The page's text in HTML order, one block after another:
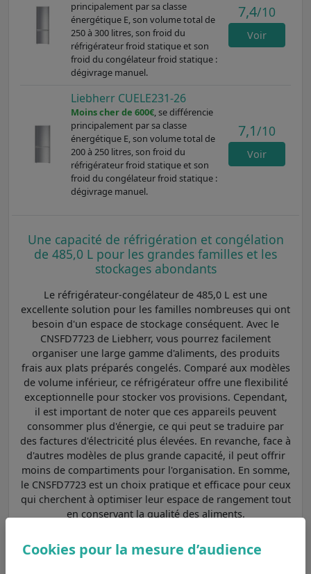
principalement par sa classe
énergétique E, son volume total de
250 à 300 litres, son froid du
réfrigérateur froid statique et son
froid du congélateur froid statique :
dégivrage manuel.
7,4/10
Voir
Liebherr CUELE231-26
Moins cher de 600€, se différencie
principalement par sa classe
énergétique E, son volume total de
200 à 250 litres, son froid du
réfrigérateur froid statique et son
froid du congélateur froid statique :
dégivrage manuel.
7,1/10
Voir
Une capacité de réfrigération et congélation
de 485,0 L pour les grandes familles et les
stockages abondants
Le réfrigérateur-congélateur de 485,0 L est une
excellente solution pour les familles nombreuses qui ont
besoin d'un espace de stockage conséquent. Avec le
CNSFD7723 de Liebherr, vous pourrez facilement
organiser une large gamme d'aliments, des produits
frais aux plats préparés congelés. Comparé aux modèles
de volume inférieur, ce réfrigérateur offre une flexibilité
exceptionnelle pour stocker vos provisions. Cependant,
il est important de noter que ces appareils peuvent
consommer plus d'énergie, ce qui peut se traduire par
des factures d'électricité plus élevées. En revanche, face à
d'autres modèles de plus grande capacité, il peut offrir
moins de compartiments pour l'organisation. En somme,
le CNSFD7723 est un choix pratique et efficace pour ceux
qui cherchent à optimiser leur espace de rangement tout
en conservant la qualité des aliments.
Parmi les
réfrigérateurs-congélateurs Liebherr plus
de 350 litres : pour les grandes familleset aux
Cookies pour la mesure d’audience